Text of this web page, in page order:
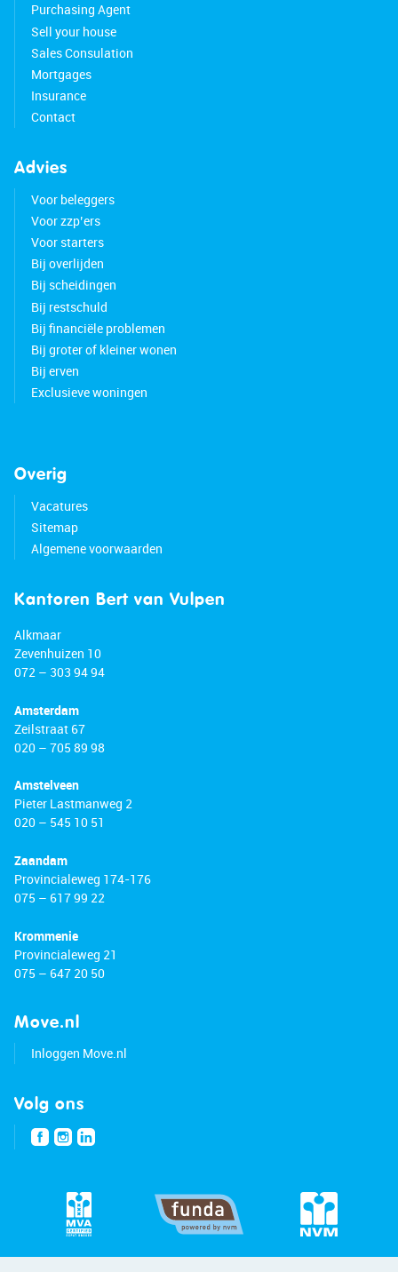
Purchasing Agent
Sell your house
Sales Consulation
Mortgages
Insurance
Contact
Advies
Voor beleggers
Voor zzp’ers
Voor starters
Bij overlijden
Bij scheidingen
Bij restschuld
Bij financiële problemen
Bij groter of kleiner wonen
Bij erven
Exclusieve woningen
Overig
Vacatures
Sitemap
Algemene voorwaarden
Kantoren Bert van Vulpen
Alkmaar
Zevenhuizen 10
072 – 303 94 94
Amsterdam
Zeilstraat 67
020 – 705 89 98
Amstelveen
Pieter Lastmanweg 2
020 – 545 10 51
Zaandam
Provincialeweg 174-176
075 – 617 99 22
Krommenie
Provincialeweg 21
075 – 647 20 50
Move.nl
Inloggen Move.nl
Volg ons